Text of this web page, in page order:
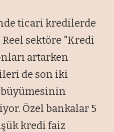
ticari kredilerde
sektöre "Kredi
artarken
de son iki
Özel bankalar 5
kredi faiz